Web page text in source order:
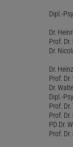
Dipl.-
Dr.
Prof.
Dr.
Dr.
Prof.
Dr.
Dipl.-
Prof.
Prof.
PD Dr.
Prof.